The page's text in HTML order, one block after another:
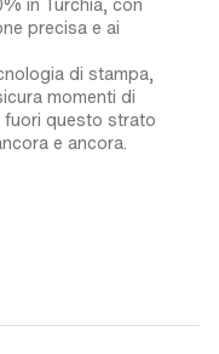
precisa e ai
di stampa,
momenti di
fuori questo strato
e ancora.